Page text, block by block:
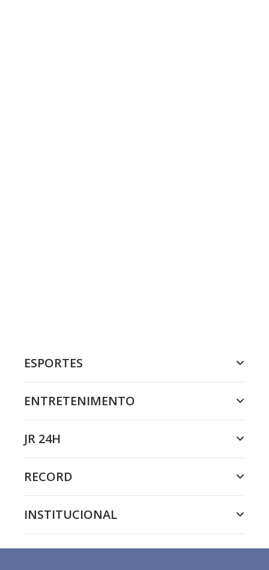
ESPORTES
ENTRETENIMENTO
JR 24H
RECORD
INSTITUCIONAL